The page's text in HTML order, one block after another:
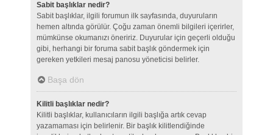
Sabit başlıklar nedir?
Sabit başlıklar, ilgili forumun ilk sayfasında, duyuruların
hemen altında görülür. Çoğu zaman önemli bilgileri içerirler,
mümkünse okumanızı öneririz. Duyurular için geçerli olduğu
gibi, herhangi bir foruma sabit başlık göndermek için
gereken yetkileri mesaj panosu yöneticisi belirler.
Başa dön
Kilitli başlıklar nedir?
Kilitli başlıklar, kullanıcıların ilgili başlığa artık cevap
yazamaması için belirlenir. Bir başlık kilitlendiğinde